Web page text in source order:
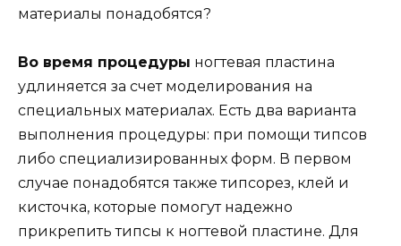
материалы понадобятся?
Во время процедуры ногтевая пластина
удлиняется за счет моделирования на
специальных материалах. Есть два варианта
выполнения процедуры: при помощи типсов
либо специализированных форм. В первом
случае понадобятся также типсорез, клей и
кисточка, которые помогут надежно
прикрепить типсы к ногтевой пластине. Для